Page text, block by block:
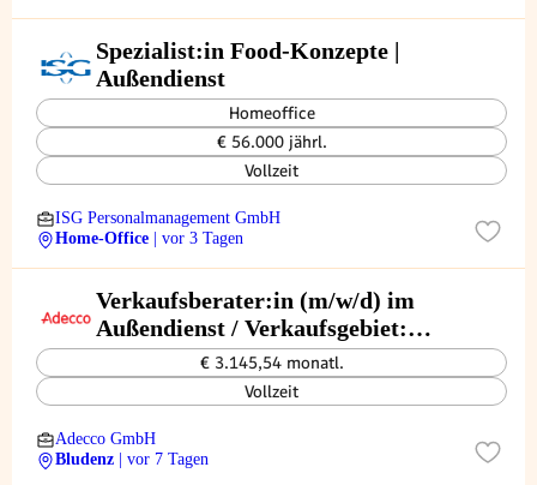
Spezialist:in Food-Konzepte |
Außendienst
Homeoffice
€ 56.000 jährl.
Vollzeit
ISG Personalmanagement GmbH
Home-Office
| vor 3 Tagen
Verkaufsberater:in (m/w/d) im
Außendienst / Verkaufsgebiet:
Bludenz, Reutte, Landeck
€ 3.145,54 monatl.
Vollzeit
Adecco GmbH
Bludenz
| vor 7 Tagen